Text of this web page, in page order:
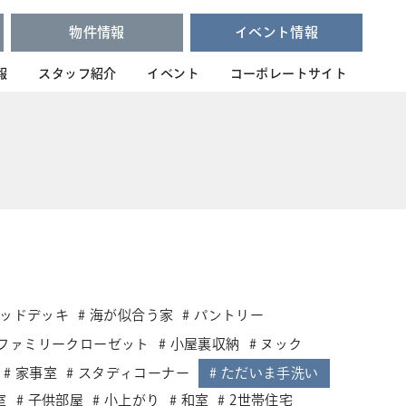
物件情報 イベント情報
スタッフ紹介 イベント コーポレートサイト
ドデッキ 海が似合う家 パントリー
ァミリークローゼット 小屋裏収納 ヌック
家事室 スタディコーナー
ただいま手洗い
子供部屋 小上がり 和室 2世帯住宅